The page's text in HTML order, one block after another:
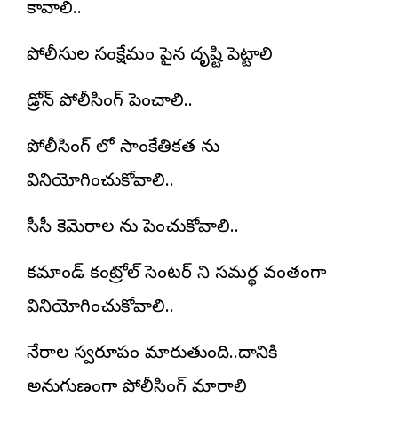
కావాలి..
పోలీసుల సంక్షేమం పైన దృష్టి పెట్టాలి
డ్రోన్ పోలీసింగ్ పెంచాలి..
పోలీసింగ్ లో సాంకేతికత ను
వినియోగించుకోవాలి..
సీసీ కెమెరాల ను పెంచుకోవాలి..
కమాండ్ కంట్రోల్ సెంటర్ ని సమర్థ వంతంగా
వినియోగించుకోవాలి..
నేరాల స్వరూపం మారుతుంది..దానికి
అనుగుణంగా పోలీసింగ్ మారాలి